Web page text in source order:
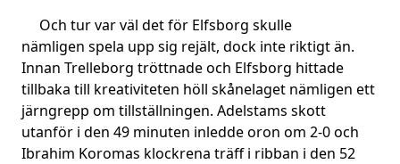
Och tur var väl det för Elfsborg skulle
nämligen spela upp sig rejält, dock inte riktigt än.
Innan Trelleborg tröttnade och Elfsborg hittade
tillbaka till kreativiteten höll skånelaget nämligen ett
järngrepp om tillställningen. Adelstams skott
utanför i den 49 minuten inledde oron om 2-0 och
Ibrahim Koromas klockrena träff i ribban i den 52